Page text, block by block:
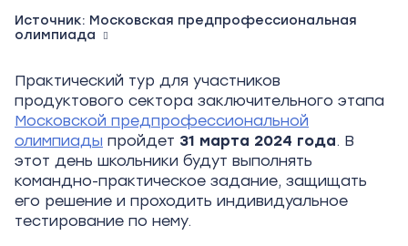
Источник: Московская предпрофессиональная
олимпиада
Практический тур для участников
продуктового сектора заключительного этапа
Московской предпрофессиональной
олимпиады пройдет 31 марта 2024 года. В
этот день школьники будут выполнять
командно-практическое задание, защищать
его решение и проходить индивидуальное
тестирование по нему.